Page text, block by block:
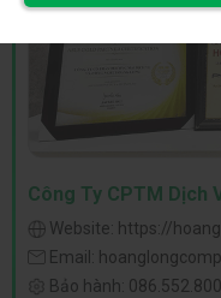
Công Ty CPTM Dịch
Website: https://
Email:
Bảo hành: